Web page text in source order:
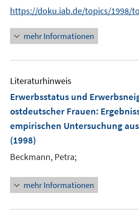
ö
e
https://doku.iab.de/topics/1998/
mehr Informationen
Literaturhinweis
Erwerbsstatus und
ostdeutscher Frauen:
empirischen Untersuchung
(1998)
Beckmann, Petra;
mehr Informationen